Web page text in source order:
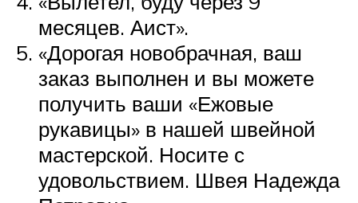
месяцев. Аист».
«Дорогая новобрачная, ваш
заказ выполнен и вы можете
получить ваши «Ежовые
рукавицы» в нашей швейной
мастерской. Носите с
удовольствием. Швея Надежда